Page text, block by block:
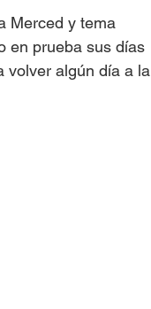
Merced y tema
en prueba sus días
volver algún día a la